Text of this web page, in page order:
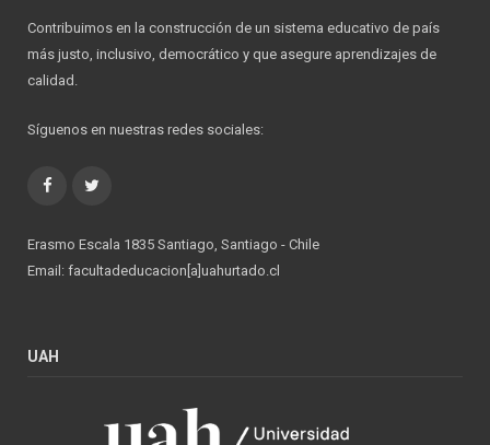
Contribuimos en la construcción de un sistema educativo de país
más justo, inclusivo, democrático y que asegure aprendizajes de
calidad.
Síguenos en nuestras redes sociales:
Facebook
Erasmo Escala 1835 Santiago, Santiago - Chile
Email: facultadeducacion[a]uahurtado.cl
UAH